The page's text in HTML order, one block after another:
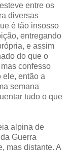
entre os
diversas
é tão insosso
entregando
e assim
do que o
confesso
ele, então a
semana
tudo o que
alpina de
Guerra
mas distante. A